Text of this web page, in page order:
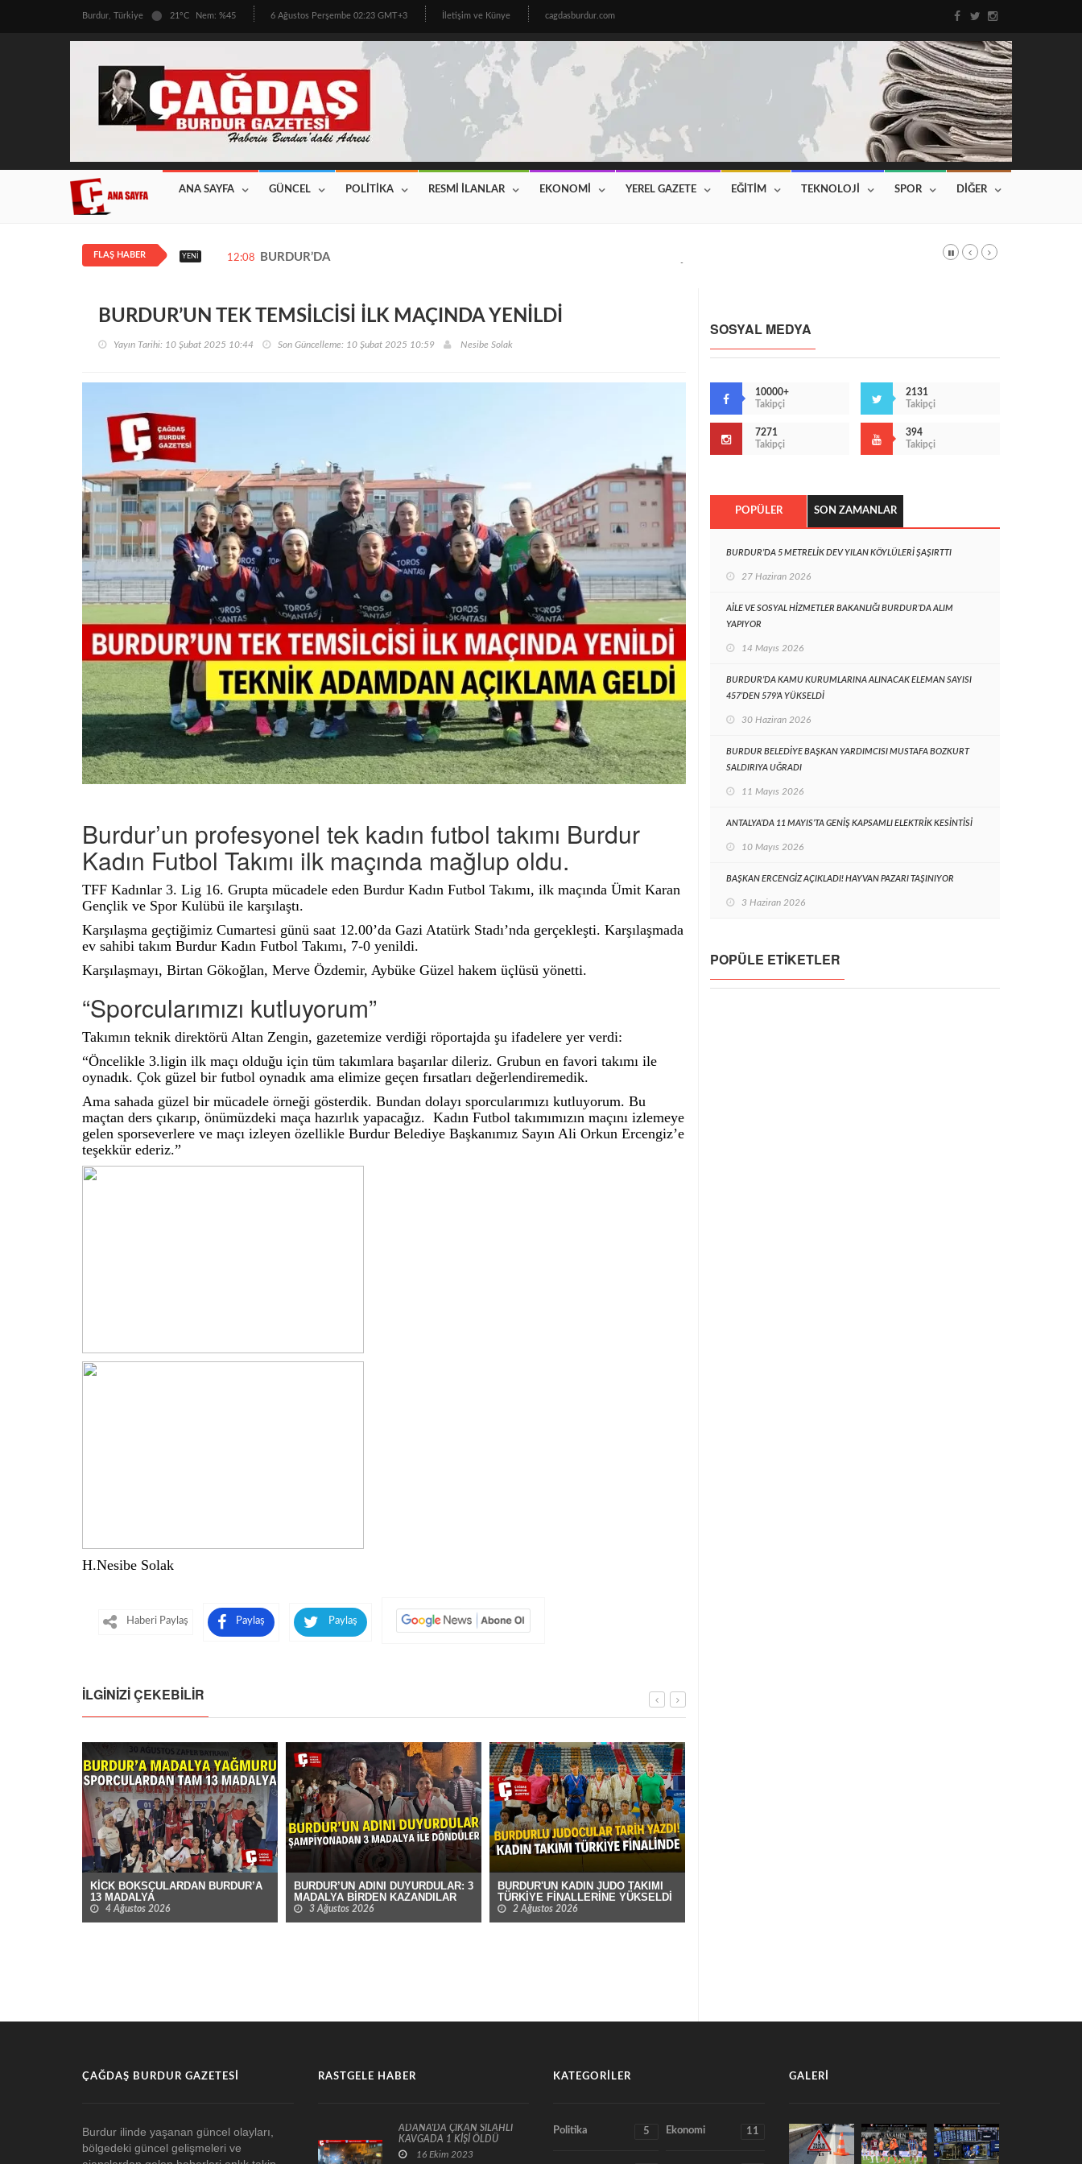
Burdur, Türkiye 21°C Nem: %45 6 Ağustos Perşembe 02:23 GMT+3 İletişim ve Künye cagdasburdur.com
ANA SAYFA GÜNCEL POLİTİKA RESMİ İLANLAR EKONOMİ YEREL GAZETE EĞİTİM TEKNOLOJİ SPOR DİĞER
FLAŞ HABER YENI 12:08 BURDUR’DA ÜRETİCİNİN BEKLEDİĞİ HABER GELDİ! 2026 YILI FİYATLAR AÇIKLANDI
BURDUR’UN TEK TEMSİLCİSİ İLK MAÇINDA YENİLDİ
Yayın Tarihi: 10 Şubat 2025 10:44 Son Güncelleme: 10 Şubat 2025 10:59 Nesibe Solak
Burdur’un profesyonel tek kadın futbol takımı Burdur
Kadın Futbol Takımı ilk maçında mağlup oldu.
TFF Kadınlar 3. Lig 16. Grupta mücadele eden Burdur Kadın Futbol Takımı, ilk maçında Ümit Karan
Gençlik ve Spor Kulübü ile karşılaştı.
Karşılaşma geçtiğimiz Cumartesi günü saat 12.00’da Gazi Atatürk Stadı’nda gerçekleşti. Karşılaşmada
ev sahibi takım Burdur Kadın Futbol Takımı, 7-0 yenildi.
Karşılaşmayı, Birtan Gökoğlan, Merve Özdemir, Aybüke Güzel hakem üçlüsü yönetti.
“Sporcularımızı kutluyorum”
Takımın teknik direktörü Altan Zengin, gazetemize verdiği röportajda şu ifadelere yer verdi:
“Öncelikle 3.ligin ilk maçı olduğu için tüm takımlara başarılar dileriz. Grubun en favori takımı ile
oynadık. Çok güzel bir futbol oynadık ama elimize geçen fırsatları değerlendiremedik.
Ama sahada güzel bir mücadele örneği gösterdik. Bundan dolayı sporcularımızı kutluyorum. Bu
maçtan ders çıkarıp, önümüzdeki maça hazırlık yapacağız. Kadın Futbol takımımızın maçını izlemeye
gelen sporseverlere ve maçı izleyen özellikle Burdur Belediye Başkanımız Sayın Ali Orkun Ercengiz’e
teşekkür ederiz.”
H.Nesibe Solak
Haberi Paylaş Paylaş Paylaş
İLGINIZI ÇEKEBILIR
KİCK BOKSÇULARDAN BURDUR’A
13 MADALYA
4 Ağustos 2026
BURDUR’UN ADINI DUYURDULAR: 3
MADALYA BİRDEN KAZANDILAR
3 Ağustos 2026
BURDUR'UN KADIN JUDO TAKIMI
TÜRKİYE FİNALLERİNE YÜKSELDİ
2 Ağustos 2026
SOSYAL MEDYA
10000+
Takipçi
2131
Takipçi
7271
Takipçi
394
Takipçi
POPÜLER SON ZAMANLAR
BURDUR’DA 5 METRELİK DEV YILAN KÖYLÜLERİ ŞAŞIRTTI
27 Haziran 2026
AİLE VE SOSYAL HİZMETLER BAKANLIĞI BURDUR’DA ALIM
YAPIYOR
14 Mayıs 2026
BURDUR’DA KAMU KURUMLARINA ALINACAK ELEMAN SAYISI
457’DEN 579’A YÜKSELDİ
30 Haziran 2026
BURDUR BELEDİYE BAŞKAN YARDIMCISI MUSTAFA BOZKURT
SALDIRIYA UĞRADI
11 Mayıs 2026
ANTALYA’DA 11 MAYIS’TA GENİŞ KAPSAMLI ELEKTRİK KESİNTİSİ
10 Mayıs 2026
BAŞKAN ERCENGİZ AÇIKLADI! HAYVAN PAZARI TAŞINIYOR
3 Haziran 2026
POPÜLE ETIKETLER
ÇAĞDAŞ BURDUR GAZETESI
Burdur ilinde yaşanan güncel olayları,
bölgedeki güncel gelişmeleri ve
RASTGELE HABER
ADANA'DA ÇIKAN SİLAHLI
KAVGADA 1 KİŞİ ÖLDÜ
16 Ekim 2023
KATEGORILER
Politika 5 Ekonomi 11
GALERI